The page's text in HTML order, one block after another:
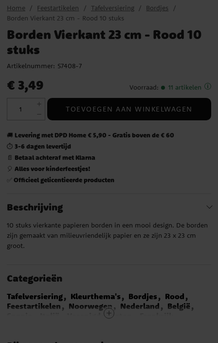
Home Feestartikelen Tafelversiering
Bordjes
Borden Vierkant 23 cm - Rood 10 stuks
Borden Vierkant 23 cm - Rood 10
stuks
Artikelnummer: S7408-7
Prijs: € 3,49
€ 3,49 Voorraad: 11 artikelen
TOEVOEGEN AAN WINKELWAGEN
🚚 Levering met DPD Home € 5,90 - Gratis boven de € 60
⏱️ 3-6 dagen levertijd
📄 Betaal achteraf met Klarna
🎈 Alles voor kinderfeestjes!
✅ Officieel gelicentieerde producten
Beschrijving
10 stuks vierkante papieren borden in een mooi design. De borden
zijn gemaakt van milieuvriendelijk papier en ze zijn 23 x 23 cm
groot.
Categorieën
Tafelversiering Kleurthema's Bordjes
Rood
Feestartikelen
Noorwegen Nederland
België
Verenigde Staten